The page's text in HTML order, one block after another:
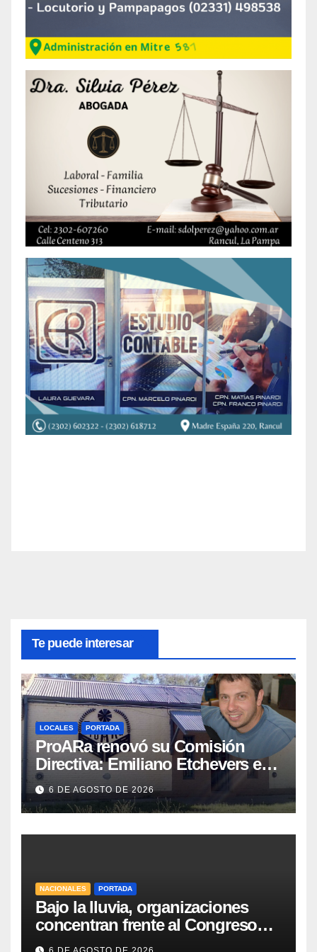
Te puede interesar
LOCALES PORTADA
ProARa renovó su Comisión
Directiva: Emiliano Etchevers es
el nuevo Presidente de la entidad
6 DE AGOSTO DE 2026
NACIONALES PORTADA
Bajo la lluvia, organizaciones
concentran frente al Congreso
contra de la Ley de Propiedad